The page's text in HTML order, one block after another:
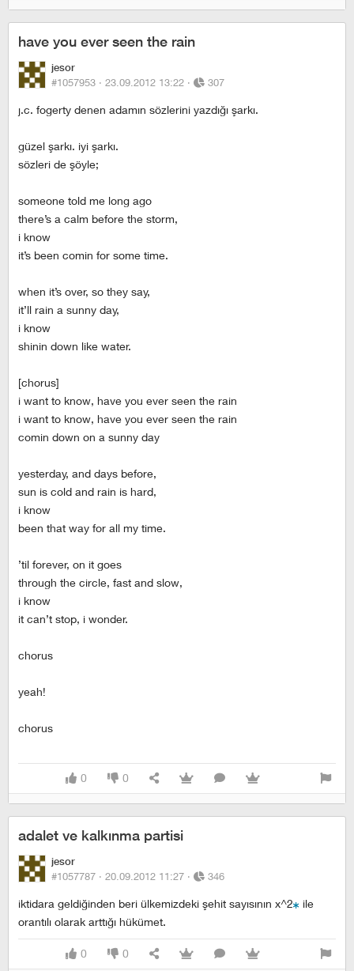
have you ever seen the rain
jesor
#1057953 · 23.09.2012 13:22 · 307
j.c. fogerty denen adamın sözlerini yazdığı şarkı.
güzel şarkı. iyi şarkı.
sözleri de şöyle;
someone told me long ago
there’s a calm before the storm,
i know
it’s been comin for some time.
when it’s over, so they say,
it’ll rain a sunny day,
i know
shinin down like water.
[chorus]
i want to know, have you ever seen the rain
i want to know, have you ever seen the rain
comin down on a sunny day
yesterday, and days before,
sun is cold and rain is hard,
i know
been that way for all my time.
’til forever, on it goes
through the circle, fast and slow,
i know
it can’t stop, i wonder.
chorus
yeah!
chorus
0 0
adalet ve kalkınma partisi
jesor
#1057787 · 20.09.2012 11:27 · 346
iktidara geldiğinden beri ülkemizdeki şehit sayısının x^2
ile
orantılı olarak arttığı hükümet.
0 0